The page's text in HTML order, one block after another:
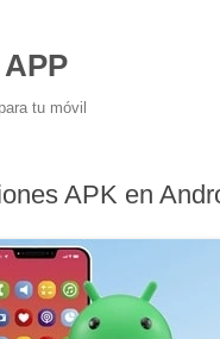
tu móvil
APK en